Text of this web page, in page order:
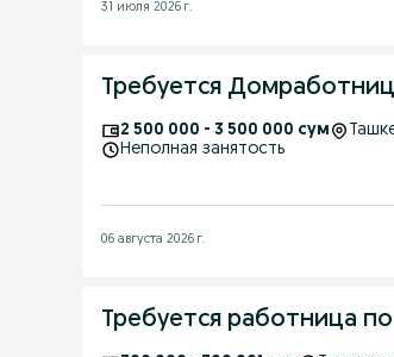
31 июля 2026 г.
Требуется
2 500 000 - 3 500 000 сум
Неполная занятость
06 августа 2026 г.
Требуется работница